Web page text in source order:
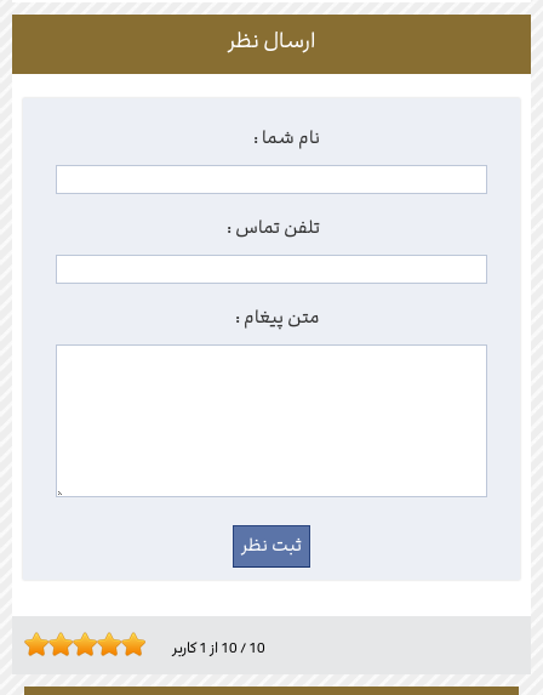
ارسال نظر
نام شما :
تلفن تماس :
متن پیغام :
10/10 از 1کاربر